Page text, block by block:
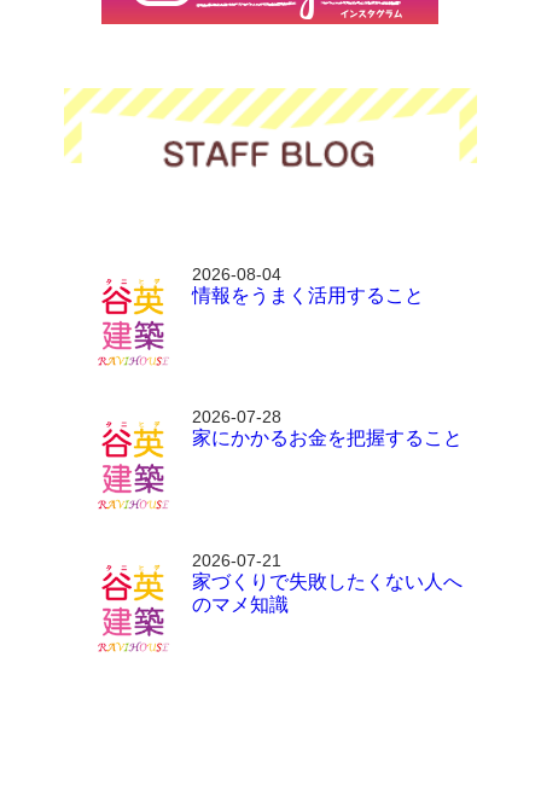
2026-08-04
情報をうまく活用すること
2026-07-28
家にかかるお金を把握すること
2026-07-21
家づくりで失敗したくない人へ
のマメ知識